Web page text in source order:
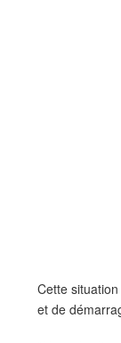
Cette
et de